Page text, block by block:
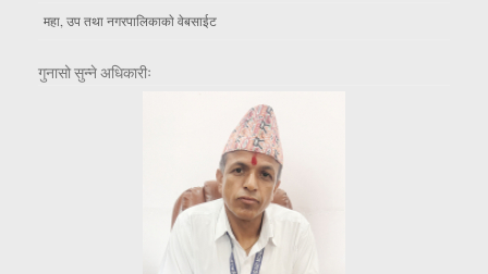
महा, उप तथा नगरपालिकाकाे वेबसाईट
गुनासो सुन्ने अधिकारीः